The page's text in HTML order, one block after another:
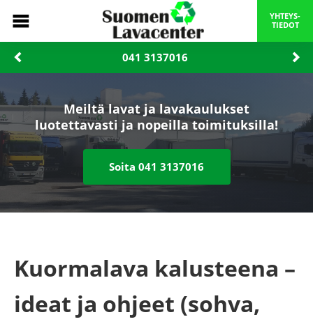
YHTEYS-
TIEDOT
041 3137016‬
Meiltä lavat ja lavakaulukset
luotettavasti ja nopeilla toimituksilla!
Soita ‪041 3137016‬
Kuormalava kalusteena –
ideat ja ohjeet (sohva,